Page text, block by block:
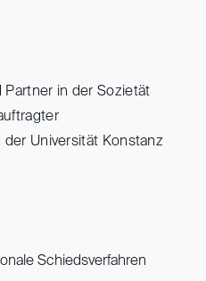
Partner in der Sozietät
Universität Konstanz
Schiedsverfahren